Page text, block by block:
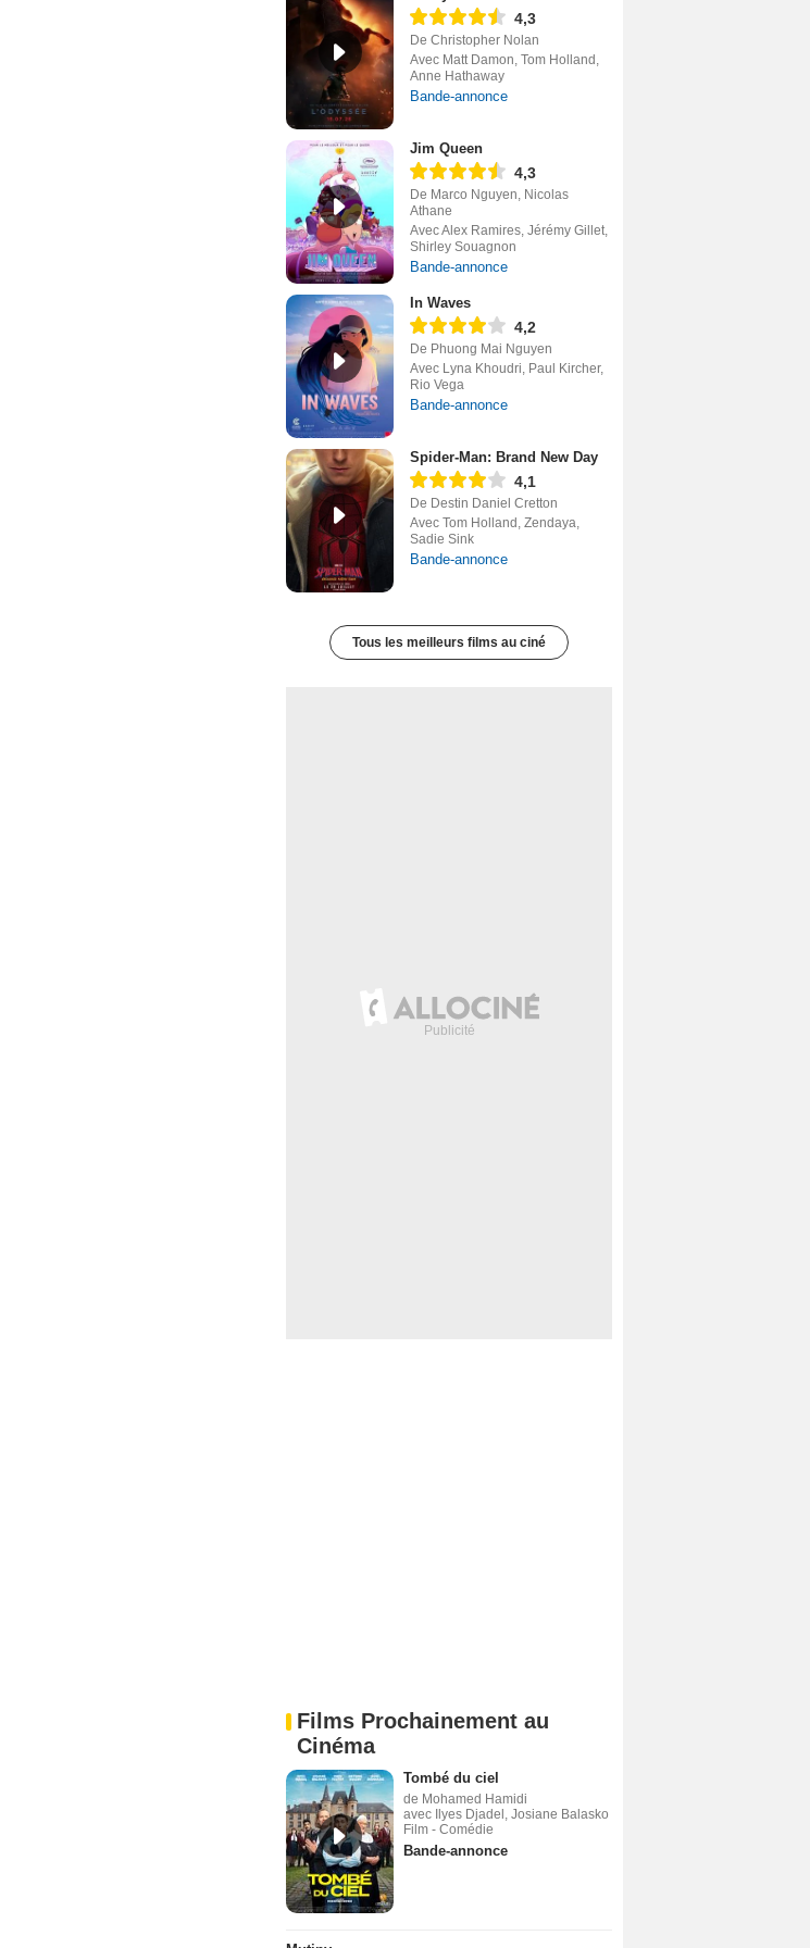
4,3
De Christopher Nolan
Avec Matt Damon, Tom Holland,
Anne Hathaway
Bande-annonce
Jim Queen
4,3
De Marco Nguyen, Nicolas
Athane
Avec Alex Ramires, Jérémy Gillet,
Shirley Souagnon
Bande-annonce
In Waves
4,2
De Phuong Mai Nguyen
Avec Lyna Khoudri, Paul Kircher,
Rio Vega
Bande-annonce
Spider-Man: Brand New Day
4,1
De Destin Daniel Cretton
Avec Tom Holland, Zendaya,
Sadie Sink
Bande-annonce
Tous les meilleurs films au ciné
Films Prochainement au
Cinéma
Tombé du ciel
de Mohamed Hamidi
avec Ilyes Djadel, Josiane Balasko
Film - Comédie
Bande-annonce